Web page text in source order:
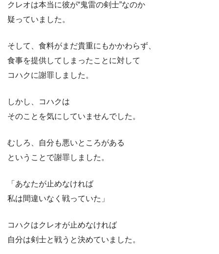
クレオは本当に彼が“鬼雷の剣士”なのか
疑っていました。
そして、食料がまだ貴重にもかかわらず、
食事を提供してしまったことに対して
コハクに謝罪しました。
しかし、コハクは
そのことを気にしていませんでした。
むしろ、自分も悪いところがある
ということで謝罪しました。
「あなたが止めなければ
私は間違いなく戦っていた」
コハクはクレオが止めなければ
自分は剣士と戦うと決めていました。